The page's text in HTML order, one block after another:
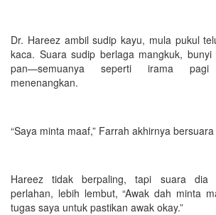
Dr. Hareez ambil sudip kayu, mula pukul
kaca. Suara sudip berlaga mangkuk,
pan—semuanya seperti irama
menenangkan.
“Saya minta maaf,” Farrah akhirnya
Hareez tidak berpaling, tapi suara dia
perlahan, lebih lembut, “Awak dah minta
tugas saya untuk pastikan awak okay.”